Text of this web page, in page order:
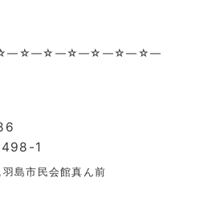
498-1
島市民会館真ん前